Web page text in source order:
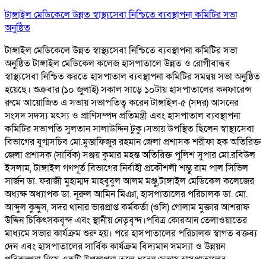
টাঙ্গাইল মেডিকেলে উন্নত স্বাস্থ্যসেবা নিশ্চিতে ব্যবস্থাপনা কমিটির সভা
অনুষ্ঠিত
টাঙ্গাইল মেডিকেলে উন্নত স্বাস্থ্যসেবা নিশ্চিতে ব্যবস্থাপনা কমিটির সভা
অনুষ্ঠিত টাঙ্গাইল মেডিকেল কলেজ হাসপাতালে উন্নত ও রোগীবান্ধব
স্বাস্থ্যসেবা নিশ্চিত করতে হাসপাতাল ব্যবস্থাপনা কমিটির সমন্বয় সভা অনুষ্ঠিত
হয়েছে। শুক্রবার (১০ জুলাই) সকাল সাড়ে ১০টায় হাসপাতালের কনফারেন্স
রুমে আয়োজিত এ সভায় সভাপতিত্ব করেন টাঙ্গাইল-৫ (সদর) আসনের
সংসদ সদস্য মৎস্য ও প্রাণিসম্পদ প্রতিমন্ত্রী এবং হাসপাতাল ব্যবস্থাপনা
কমিটির সভাপতি সুলতান সালাউদ্দিন টুকু।সভায় উপস্থিত ছিলেন স্বাস্থ্যসেবা
বিভাগের যুগ্মসচিব মো.মুস্তাফিজুর রহমান জেলা প্রশাসক শরীফা হক অতিরিক্ত
জেলা প্রশাসক (সার্বিক) সঞ্জয় কুমার মহন্ত অতিরিক্ত পুলিশ সুপার মো.রবিউল
ইসলাম, টাঙ্গাইল গণপূর্ত বিভাগের নির্বাহী প্রকৌশলী শম্ভু রাম পাল সিভিল
সার্জন ডা. ফরাজী মুহাম্মদ মাহবুবুল আলম মঞ্জু,টাঙ্গাইল মেডিকেল কলেজের
অধ্যক্ষ অধ্যাপক ডা. নূরুল আমিন মিঞা, হাসপাতালের পরিচালক ডা. মো.
আব্দুল কুদ্দুস, সদর থানার ভারপ্রাপ্ত কর্মকর্তা (ওসি) গোলাম মুক্তার আশরাফ
উদ্দিন চিকিৎসকবৃন্দ এবং স্থানীয় নেতৃবৃন্দ।পবিত্র কোরআন তেলাওয়াতের
মাধ্যমে সভার কার্যক্রম শুরু হয়। পরে হাসপাতালের পরিচালক স্বাগত বক্তব্য
দেন এবং হাসপাতালের সার্বিক কার্যক্রম বিদ্যমান সমস্যা ও উন্নয়ন